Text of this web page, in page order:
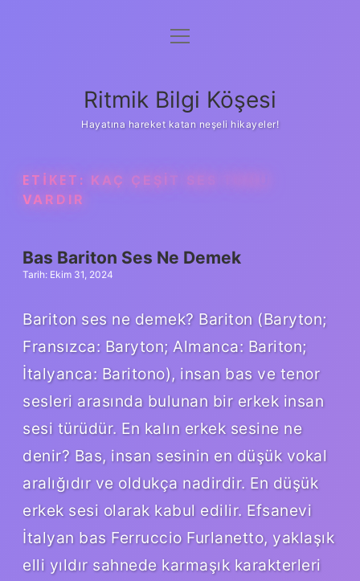
Anasayfa
Yasal Uyarı
menüyü
Ritmik Bilgi Köşesi
Hayatına hareket katan neşeli hikayeler!
ETIKET: KAÇ ÇEŞIT SES TONU
VARDIR
Bas Bariton Ses Ne Demek
Tarih: Ekim 31, 2024
Bariton ses ne demek? Bariton (Baryton;
Fransızca: Baryton; Almanca: Bariton;
İtalyanca: Baritono), insan bas ve tenor
sesleri arasında bulunan bir erkek insan
sesi türüdür. En kalın erkek sesine ne
denir? Bas, insan sesinin en düşük vokal
aralığıdır ve oldukça nadirdir. En düşük
erkek sesi olarak kabul edilir. Efsanevi
İtalyan bas Ferruccio Furlanetto, yaklaşık
elli yıldır sahnede karmaşık karakterleri